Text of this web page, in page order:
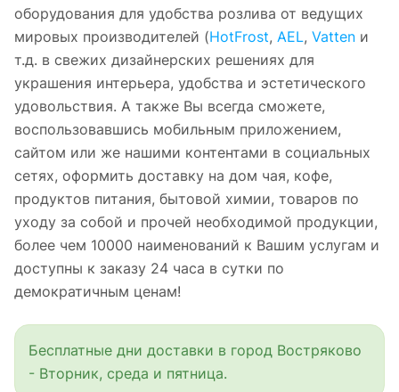
оборудования для удобства розлива от ведущих
мировых производителей (HotFrost, AEL, Vatten и
т.д. в свежих дизайнерских решениях для
украшения интерьера, удобства и эстетического
удовольствия. А также Вы всегда сможете,
воспользовавшись мобильным приложением,
сайтом или же нашими контентами в социальных
сетях, оформить доставку на дом чая, кофе,
продуктов питания, бытовой химии, товаров по
уходу за собой и прочей необходимой продукции,
более чем 10000 наименований к Вашим услугам и
доступны к заказу 24 часа в сутки по
демократичным ценам!
Бесплатные дни доставки в город Востряково
- Вторник, среда и пятница.